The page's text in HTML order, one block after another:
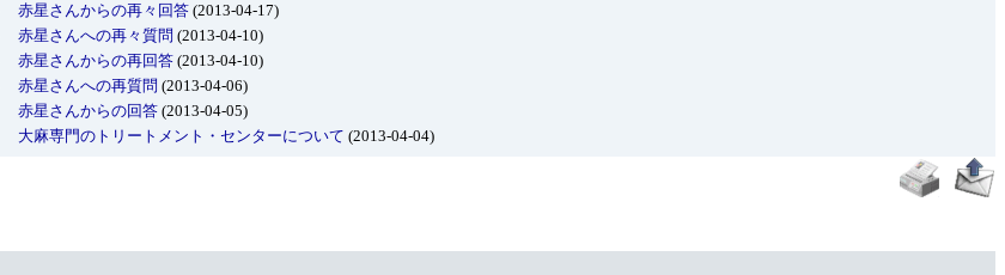
赤星さんからの再々回答 (2013-04-17)
赤星さんへの再々質問 (2013-04-10)
赤星さんからの再回答 (2013-04-10)
赤星さんへの再質問 (2013-04-06)
赤星さんからの回答(2013-04-05)
大麻専門のトリートメント・センターについて (2013-04-04)